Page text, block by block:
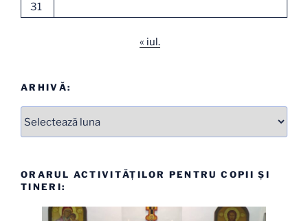
31
« iul.
ARHIVĂ:
ORARUL ACTIVITĂȚILOR PENTRU COPII ȘI
TINERI: